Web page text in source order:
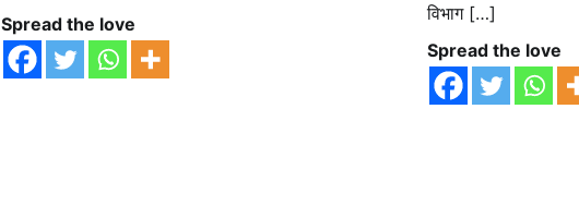
Spread the love
विभाग […]
Spread the love